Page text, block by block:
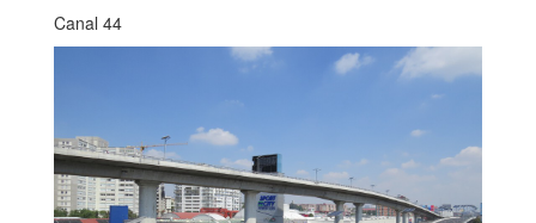
Canal 44